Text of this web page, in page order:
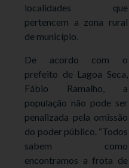
localidades que
pertencem a zona rural
de município.
De acordo com o
prefeito de Lagoa Seca,
Fábio Ramalho, a
população não pode ser
penalizada pela omissão
do poder público. “Todos
sabem como
encontramos a frota de